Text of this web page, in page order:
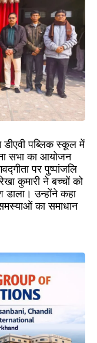
पब्लिक स्कूल में
सभा का आयोजन
पर पुष्पांजलि
कुमारी ने बच्चों को
डाला। उन्होंने कहा
का समाधान